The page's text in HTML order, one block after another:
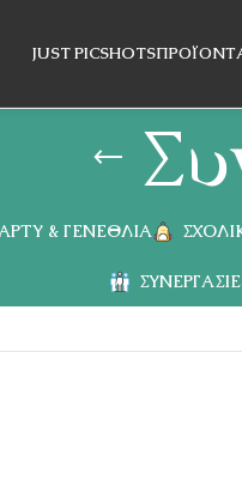
JUST PICSHOTS
& ΓΕΝΈΘΛΙΑ